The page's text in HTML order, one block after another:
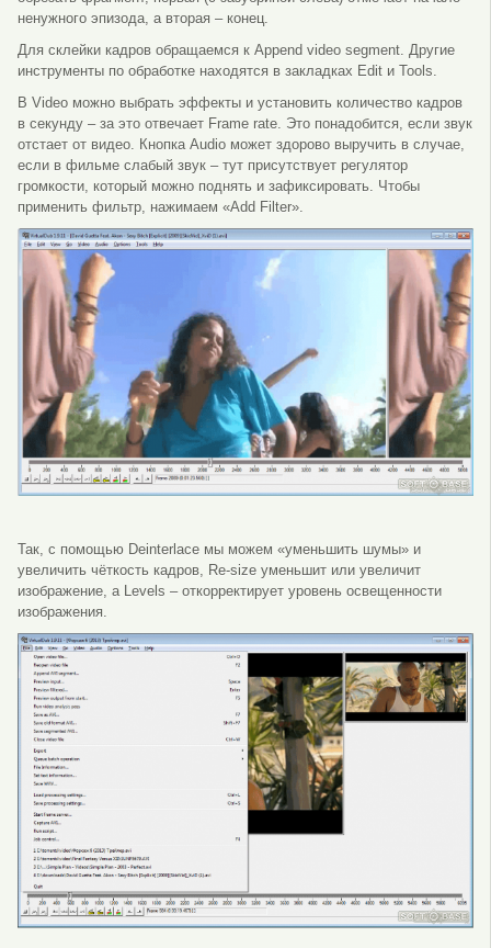
ненужного эпизода, а вторая – конец.
Для склейки кадров обращаемся к Append video segment. Другие
инструменты по обработке находятся в закладках Edit и Tools.
В Video можно выбрать эффекты и установить количество кадров
в секунду – за это отвечает Frame rate. Это понадобится, если звук
отстает от видео. Кнопка Audio может здорово выручить в случае,
если в фильме слабый звук – тут присутствует регулятор
громкости, который можно поднять и зафиксировать. Чтобы
применить фильтр, нажимаем «Add Filter».
Так, с помощью Deinterlace мы можем «уменьшить шумы» и
увеличить чёткость кадров, Re-size уменьшит или увеличит
изображение, а Levels – откорректирует уровень освещенности
изображения.